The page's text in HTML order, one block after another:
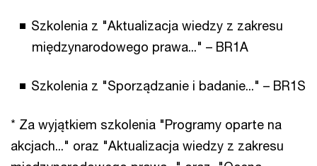
Szkolenia z "Aktualizacja wiedzy z zakresu
międzynarodowego prawa..." – BR1A
Szkolenia z "Sporządzanie i badanie..." – BR1S
* Za wyjątkiem szkolenia "Programy oparte na
akcjach..." oraz "Aktualizacja wiedzy z zakresu